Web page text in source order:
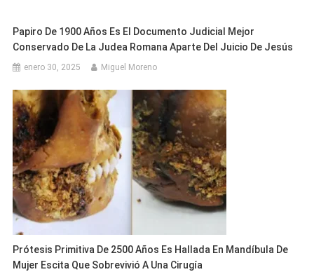
Papiro De 1900 Años Es El Documento Judicial Mejor
Conservado De La Judea Romana Aparte Del Juicio De Jesús
enero 30, 2025 Miguel Moreno
Prótesis Primitiva De 2500 Años Es Hallada En Mandíbula De
Mujer Escita Que Sobrevivió A Una Cirugía